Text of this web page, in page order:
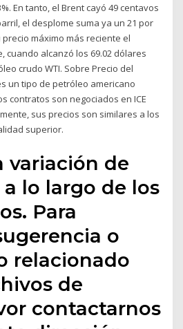
En tanto, el Brent cayó 49 centavos
el desplome suma ya un 21 por
máximo más reciente el
cuando alcanzó los 69.02 dólares
crudo WTI. Sobre Precio del
un tipo de petróleo americano
contratos son negociados en ICE
sus precios son similares a los
superior.
variación de
lo largo de los
Para
o
relacionado
de
contactarnos